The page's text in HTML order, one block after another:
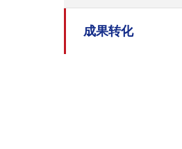
成果转化